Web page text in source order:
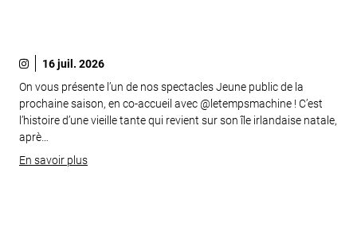
16 juil. 2026
On vous présente l’un de nos spectacles Jeune public de la
prochaine saison, en co-accueil avec @letempsmachine ! C’est
l’histoire d’une vieille tante qui revient sur son île irlandaise natale,
aprè…
En savoir plus